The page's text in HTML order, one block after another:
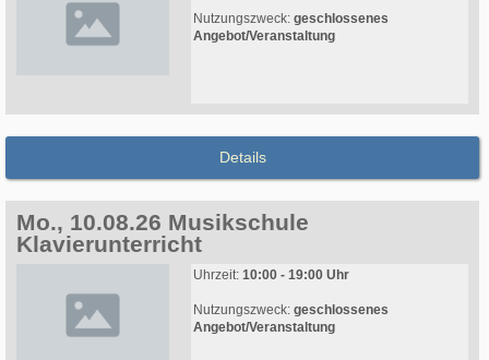
Nutzungszweck: geschlossenes
Angebot/Veranstaltung
Details
Mo., 10.08.26 Musikschule
Klavierunterricht
Uhrzeit: 10:00 - 19:00 Uhr
Nutzungszweck: geschlossenes
Angebot/Veranstaltung